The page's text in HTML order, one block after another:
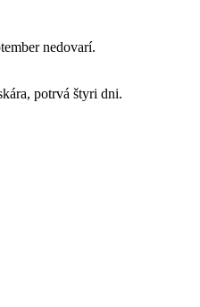
nedovarí.
potrvá štyri dni.